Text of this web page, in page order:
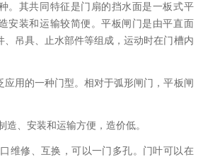
。其共同特征是门扇的挡水面是一板式平
安装和运输较简便。平板闸门是由平直面
、吊具、止水部件等组成，运动时在门槽内
应用的一种门型。相对于弧形闸门，平板闸
、安装和运输方便，造价低。
修、互换，可以一门多孔。门叶可以在